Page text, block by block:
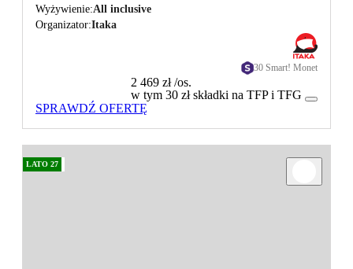
Wyżywienie All inclusive
Organizator Itaka
30 Smart! Monet
2 469 zł/os.
w tym 30 zł składki na TFP i TFG
SPRAWDŹ OFERTĘ
LATO 27